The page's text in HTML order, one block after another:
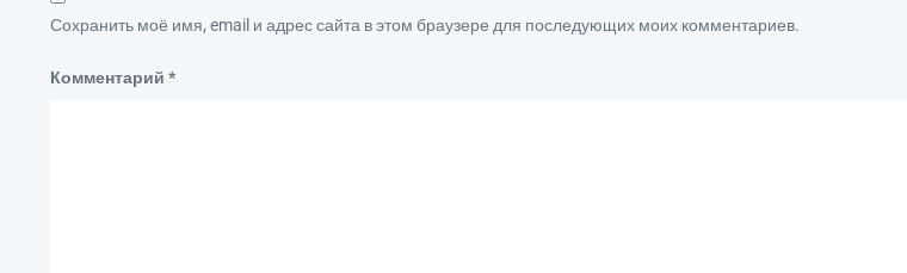
Сохранить моё имя, email и адрес сайта в этом браузере для последующих моих комментариев.
Комментарий *